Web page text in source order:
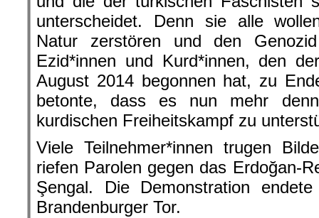
unterscheidet. Denn sie alle
Natur zerstören und den
Ezid*innen und Kurd*innen, den
August 2014 begonnen hat, zu
betonte, dass es nun mehr
kurdischen Freiheitskampf zu
Viele Teilnehmer*innen trugen
riefen Parolen gegen das Erdoğan-
Şengal. Die Demonstration
Brandenburger Tor.